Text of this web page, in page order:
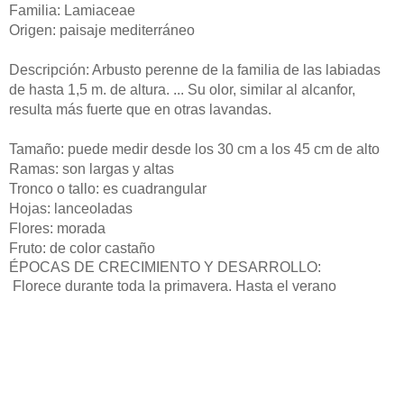
Familia: Lamiaceae
Origen: paisaje mediterráneo
Descripción: Arbusto perenne de la familia de las labiadas
de hasta 1,5 m. de altura. ... Su olor, similar al alcanfor,
resulta más fuerte que en otras lavandas.
Tamaño: puede medir desde los 30 cm a los 45 cm de alto
Ramas: son largas y altas
Tronco o tallo: es cuadrangular
Hojas: lanceoladas
Flores: morada
Fruto: de color castaño
ÉPOCAS DE CRECIMIENTO Y DESARROLLO:
F lorece durante toda la primavera. Hasta el verano